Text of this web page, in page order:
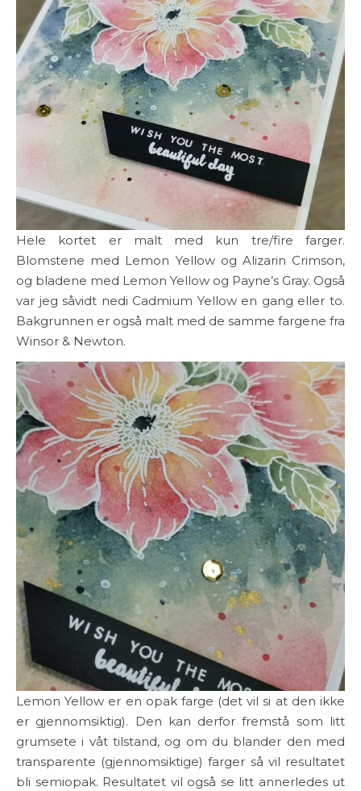
Hele kortet er malt med kun tre/fire farger.
Blomstene med Lemon Yellow og Alizarin Crimson,
og bladene med Lemon Yellow og Payne’s Gray. Også
var jeg såvidt nedi Cadmium Yellow en gang eller to.
Bakgrunnen er også malt med de samme fargene fra
Winsor & Newton.
Lemon Yellow er en opak farge (det vil si at den ikke
er gjennomsiktig). Den kan derfor fremstå som litt
grumsete i våt tilstand, og om du blander den med
transparente (gjennomsiktige) farger så vil resultatet
bli semiopak. Resultatet vil også se litt annerledes ut